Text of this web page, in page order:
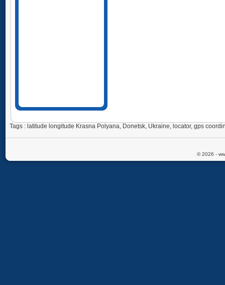
Tags : latitude longitude Krasna Polyana, Donetsk, Ukraine, locator, gps
© 2026 -